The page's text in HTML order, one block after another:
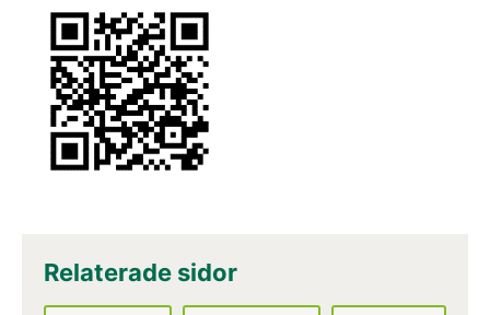
Relaterade sidor